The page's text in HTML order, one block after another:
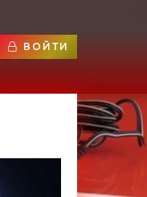
ВОЙТИ